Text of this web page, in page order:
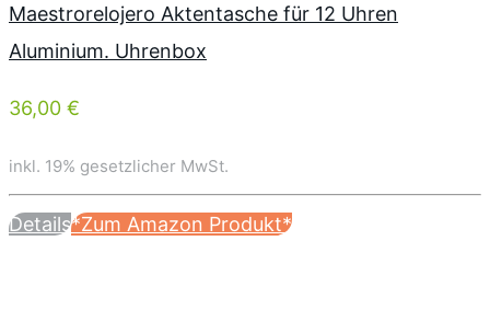
Maestrorelojero Aktentasche für 12 Uhren
Aluminium. Uhrenbox
36,00 €
inkl. 19% gesetzlicher MwSt.
Details*Zum Amazon Produkt*